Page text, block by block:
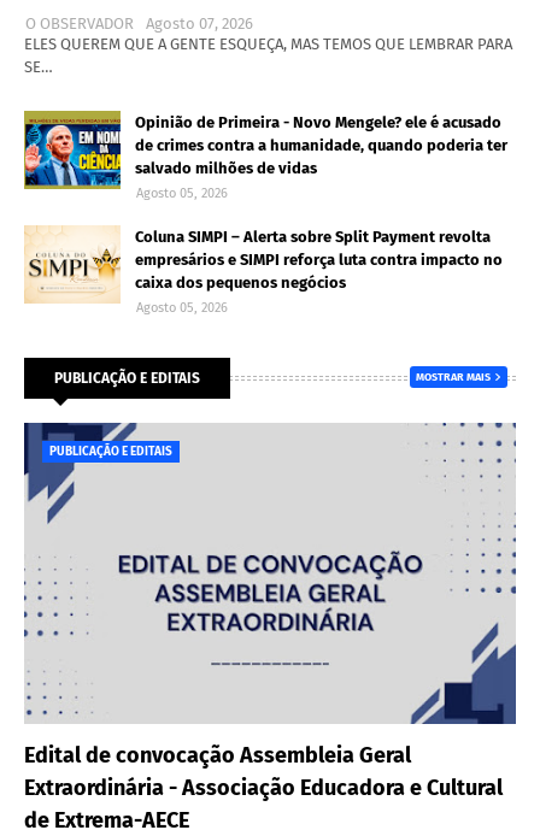
O OBSERVADOR
Agosto 07, 2026
ELES QUEREM QUE A GENTE ESQUEÇA, MAS TEMOS QUE LEMBRAR PARA
SE…
Opinião de Primeira - Novo Mengele? ele é acusado
de crimes contra a humanidade, quando poderia ter
salvado milhões de vidas
Agosto 05, 2026
Coluna SIMPI – Alerta sobre Split Payment revolta
empresários e SIMPI reforça luta contra impacto no
caixa dos pequenos negócios
Agosto 05, 2026
PUBLICAÇÃO E EDITAIS MOSTRAR MAIS
PUBLICAÇÃO E EDITAIS
Edital de convocação Assembleia Geral
Extraordinária - Associação Educadora e Cultural
de Extrema-AECE